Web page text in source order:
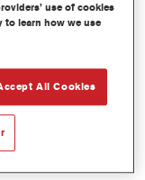
sobre húmedo.
de colores
actualización.
use of cookies
to learn how we use
All Cookies